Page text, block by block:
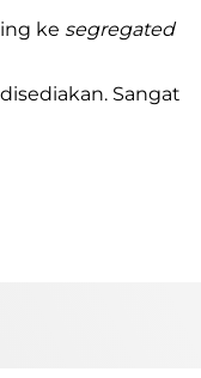
ke segregated
Sangat